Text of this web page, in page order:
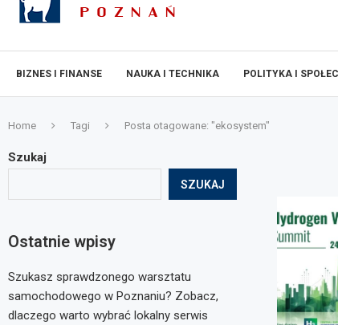
BIZNES I FINANSE NAUKA I TECHNIKA POLITYKA I
Home Tagi Posta otagowane: "ekosystem"
Szukaj
SZUKAJ
Ostatnie wpisy
Szukasz sprawdzonego warsztatu
samochodowego w Poznaniu? Zobacz,
dlaczego warto wybrać lokalny serwis